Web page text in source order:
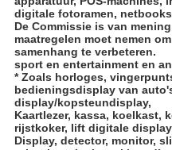
digitale fotoramen,
De Commissie is van
maatregelen moet nemen
samenhang te verbeteren.
sport en entertainment en
* Zoals horloges,
bedieningsdisplay van
display/kopsteundisplay,
Kaartlezer, kassa, koelkast,
rijstkoker, lift digitale
Display, detector, monitor,